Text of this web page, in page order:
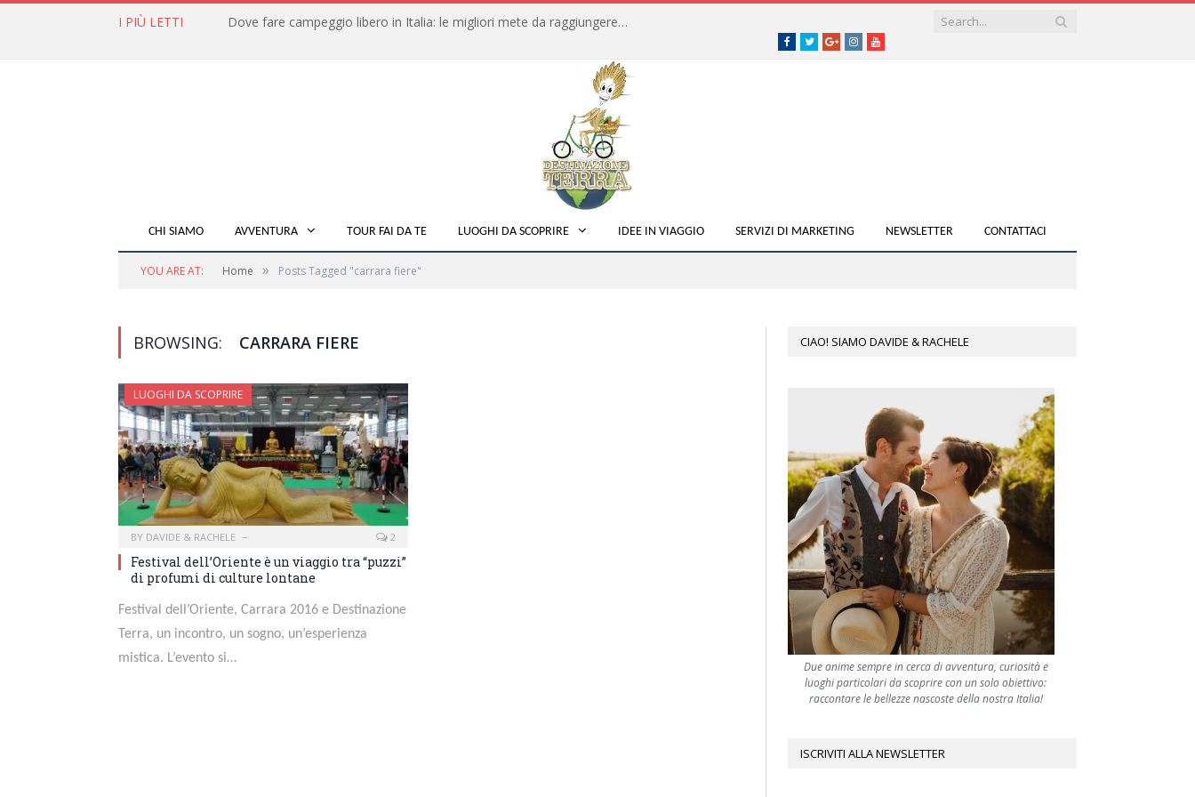
I PIÙ LETTI Dove fare campeggio libero in Italia: le migliori mete da raggiungere in traghetto
Facebook
TwitterGoogle+instagramyoutube
CHI SIAMO AVVENTURA TOUR FAI DA TE LUOGHI DA SCOPRIRE IDEE IN VIAGGIO SERVIZI DI MARKETING NEWSLETTER CONTATTACI
YOU ARE AT: Home » Posts Tagged "carrara fiere"
BROWSING: CARRARA FIERE
LUOGHI DA SCOPRIRE
BY DAVIDE & RACHELE 2
Festival dell’Oriente è un viaggio tra “puzzi”
di profumi di culture lontane
Festival dell’Oriente, Carrara 2016 e Destinazione
Terra, un incontro, un sogno, un’esperienza
mistica. L’evento si…
CIAO! SIAMO DAVIDE & RACHELE
Due anime sempre in cerca di avventura, curiosità e
luoghi particolari da scoprire con un solo obiettivo:
raccontare le bellezze nascoste della nostra Italia!
ISCRIVITI ALLA NEWSLETTER